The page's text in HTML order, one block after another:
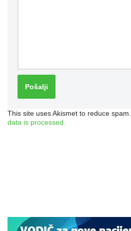
This site uses Akismet to reduce spam.
data is processed.